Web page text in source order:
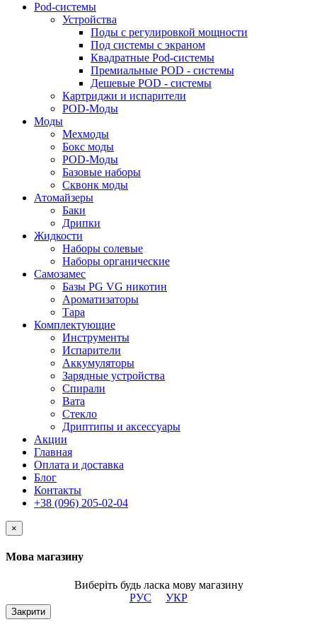
Pod-системы
Устройства
Поды с регулировкой мощности
Под системы с экраном
Квадратные Pod-системы
Премиальные POD - системы
Дешевые POD - системы
Картриджи и испарители
POD-Моды
Моды
Мехмоды
Бокс моды
POD-Моды
Базовые наборы
Сквонк моды
Атомайзеры
Баки
Дрипки
Жидкости
Наборы солевые
Наборы органические
Самозамес
Базы PG VG никотин
Ароматизаторы
Тара
Комплектующие
Инструменты
Испарители
Аккумуляторы
Зарядные устройства
Спирали
Вата
Стекло
Дриптипы и аксессуары
Акции
Главная
Оплата и доставка
Блог
Контакты
+38 (096) 205-02-04
×
Мова магазину
Виберіть будь ласка мову магазину
РУС
УКР
Закрити